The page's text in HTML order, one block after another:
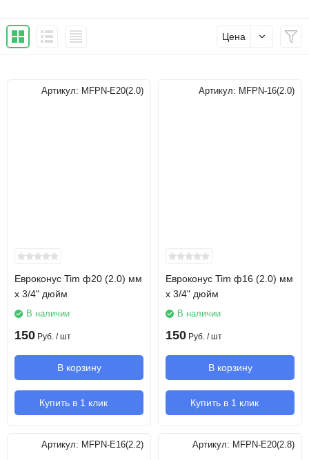
Цена
Артикул: MFPN-E20(2.0)
Евроконус Tim ф20 (2.0) мм
x 3/4" дюйм
В наличии
150 Руб. / шт
В корзину
Купить в 1 клик
Артикул: MFPN-16(2.0)
Евроконус Tim ф16 (2.0) мм
x 3/4" дюйм
В наличии
150 Руб. / шт
В корзину
Купить в 1 клик
Артикул: MFPN-E16(2.2) Артикул: MFPN-E20(2.8)